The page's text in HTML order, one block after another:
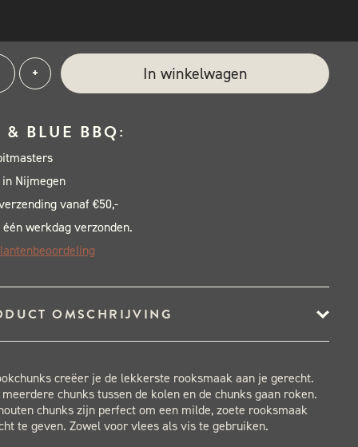
+ In winkelwagen
& BLUE BBQ:
Nijmegen
vanaf €50,-
één werkdag verzonden.
OMSCHRIJVING
creëer je de lekkerste rooksmaak aan je gerecht.
chunks tussen de kolen en de chunks gaan roken.
chunks zijn perfect om een milde, zoete rooksmaak
te geven. Zowel voor vlees als vis te gebruiken.